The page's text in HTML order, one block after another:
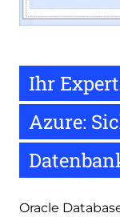
Ihr
Azure:
Oracle